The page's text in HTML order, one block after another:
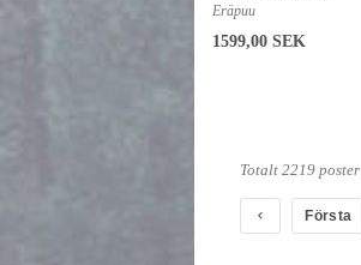
Eräpuu
1599,00 SEK
Totalt 2219 poster
Första